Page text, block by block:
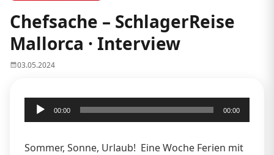
Chefsache – SchlagerReise
Mallorca · Interview
03.05.2024
Audio-
Player
00:00 00:00
Sommer, Sonne, Urlaub! Eine Woche Ferien mit